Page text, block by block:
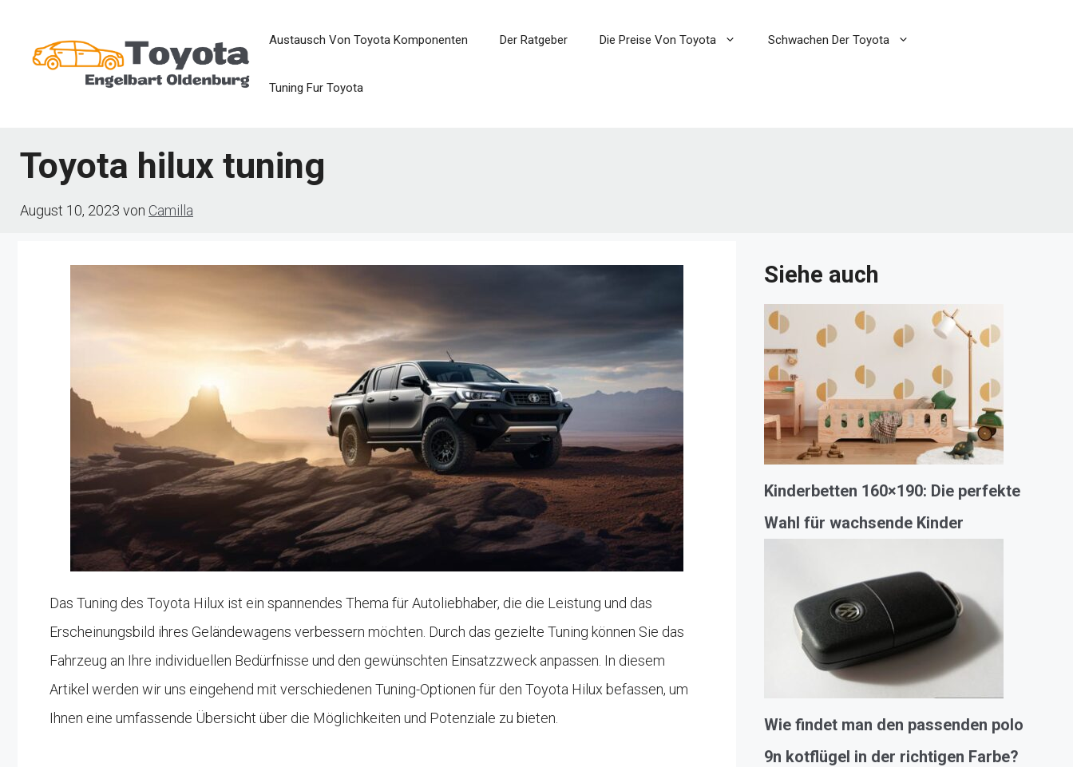
springen
Austausch Von Toyota Komponenten Der Ratgeber Die Preise Von Toyota Schwachen Der Toyota
Tuning Fur Toyota
Toyota hilux tuning
August 10, 2023 von Camilla
Das Tuning des Toyota Hilux ist ein spannendes Thema für Autoliebhaber, die die Leistung und das
Erscheinungsbild ihres Geländewagens verbessern möchten. Durch das gezielte Tuning können Sie das
Fahrzeug an Ihre individuellen Bedürfnisse und den gewünschten Einsatzzweck anpassen. In diesem
Artikel werden wir uns eingehend mit verschiedenen Tuning-Optionen für den Toyota Hilux befassen, um
Ihnen eine umfassende Übersicht über die Möglichkeiten und Potenziale zu bieten.
Siehe auch
Kinderbetten 160×190: Die perfekte
Wahl für wachsende Kinder
Wie findet man den passenden polo
9n kotflügel in der richtigen Farbe?